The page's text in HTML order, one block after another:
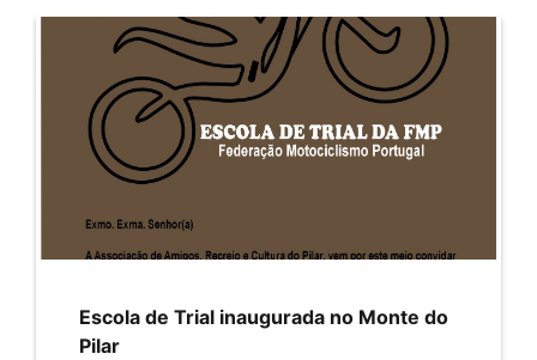
Escola de Trial inaugurada no Monte do
Pilar